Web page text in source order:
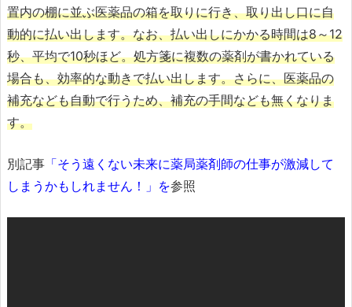
置内の棚に並ぶ医薬品の箱を取りに行き、取り出し口に自
動的に払い出します。なお、払い出しにかかる時間は8～12
秒、平均で10秒ほど。処方箋に複数の薬剤が書かれている
場合も、効率的な動きで払い出します。さらに、医薬品の
補充なども自動で行うため、補充の手間なども無くなりま
す。
別記事 「そう遠くない未来に薬局薬剤師の仕事が激減して
しまうかもしれません！」を参照